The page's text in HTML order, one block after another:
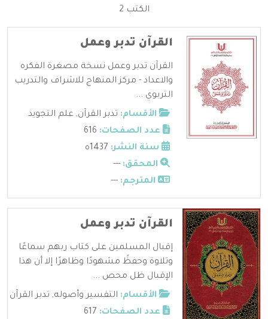
الكتب 2
القرآن تدبر وعمل
القرآن تدبر وعمل نسخة مصغرة الفكره
والاعداد - مركز المنهاج للاشراف والتدريب
التربوي ...
الأقسام: تدبر القرآن, علم التجويد
عدد الصفحات:
سنة النشر:
المحقق: ---
المترجم: ---
القرآن تدبر وعمل
إقبال المسلمين على كتاب ربهم سماعًا
وتلاوة وحفظً مشهودًا وظاهرًا إلا أن هذا
الإقبال ظل محص ...
الأقسام: التفسير وأصوله, تدبر القرآن
عدد الصفحات: